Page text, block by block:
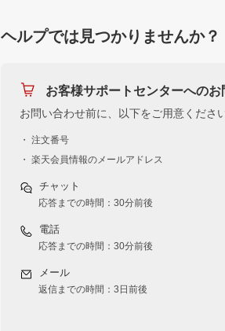
ヘルプでは見つかりませんか？
お客様サポートセンターへのお
お問い合わせ前に、以下をご用意ください
・ 注文番号
・ 楽天会員情報のメールアドレス
チャット
応答までの時間：30分前後
電話
応答までの時間：30分前後
メール
返信までの時間：3日前後